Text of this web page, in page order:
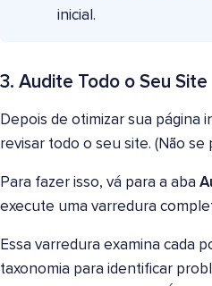
inicial.
3. Audite Todo o Seu Site
Depois de otimizar sua página
revisar todo o seu site. (Não se
Para fazer isso, vá para a aba
execute uma varredura
Essa varredura examina cada
taxonomia para identificar